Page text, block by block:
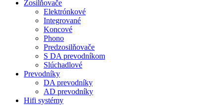
Zosilňovače
Elektrónkové
Integrované
Koncové
Phono
Predzosilňovače
S DA prevodníkom
Slúchadlové
Prevodníky
DA prevodníky
AD prevodníky
Hifi systémy